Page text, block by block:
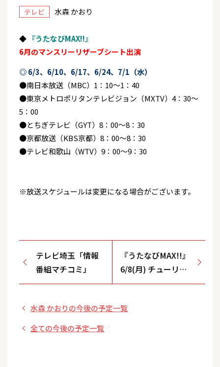
テレビ 水森 かおり
◆ 『うたなびMAX!!』
6月のマンスリーリザーブシート出演
◎ 6/3、6/10、6/17、6/24、7/1（水）
●南日本放送（MBC）1：10～1：40
●東京メトロポリタンテレビジョン（MXTV）4：30～
5：00
●とちぎテレビ（GYT）8：00～8：30
●京都放送（KBS京都）8：00～8：30
●テレビ和歌山（WTV）9：00～9：30
※放送スケジュールは変更になる場合がございます。
テレビ埼玉「情報
番組マチコミ」
『うたなびMAX!!』
6/8(月) チューリッ
プテレビ(TUT)
水森 かおりの今後の予定一覧
全ての今後の予定一覧